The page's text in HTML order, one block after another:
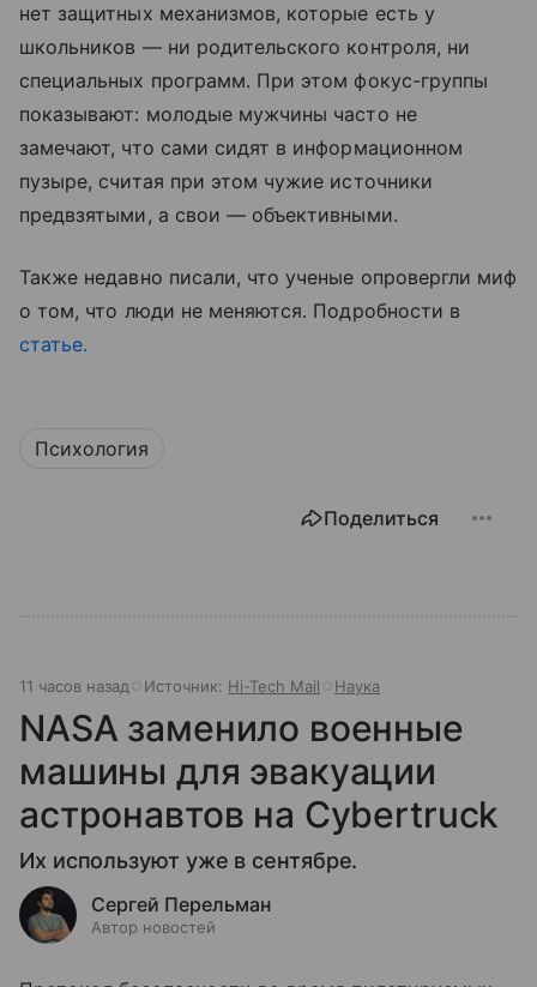
нет защитных механизмов, которые есть у
школьников — ни родительского контроля, ни
специальных программ. При этом фокус-группы
показывают: молодые мужчины часто не
замечают, что сами сидят в информационном
пузыре, считая при этом чужие источники
предвзятыми, а свои — объективными.
Также недавно писали, что ученые опровергли миф
о том, что люди не меняются. Подробности в
статье.
Психология
Поделиться
11 часов назад Источник: Hi-Tech Mail Наука
NASA заменило военные
машины для эвакуации
астронавтов на Cybertruck
Их используют уже в сентябре.
Сергей Перельман
Автор новостей